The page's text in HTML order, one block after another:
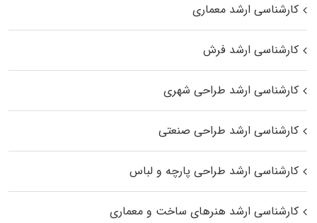
کارشناسی ارشد معماری
کارشناسی ارشد فرش
کارشناسی ارشد طراحی شهری
کارشناسی ارشد طراحی صنعتی
کارشناسی ارشد طراحی پارچه و لباس
کارشناسی ارشد هنرهای ساخت و معماری